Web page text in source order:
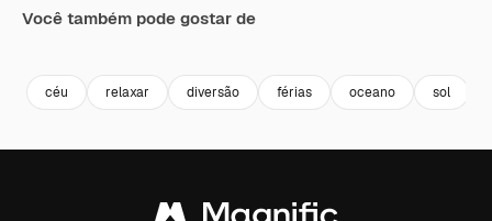
Você também pode gostar de
céu relaxar diversão férias oceano sol